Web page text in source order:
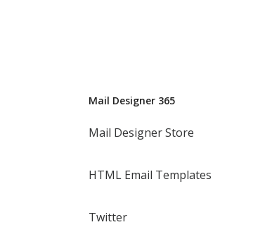
Mail Designer 365
Mail Designer Store
HTML Email Templates
Twitter